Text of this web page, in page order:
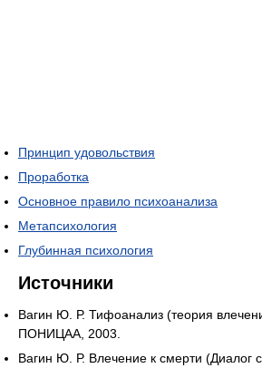
Принцип удовольствия
Проработка
Основное правило психоанализа
Метапсихология
Глубинная психология
Источники
Вагин Ю. Р. Тифоанализ (теория
ПОНИЦАА, 2003.
Вагин Ю. Р. Влечение к смерти